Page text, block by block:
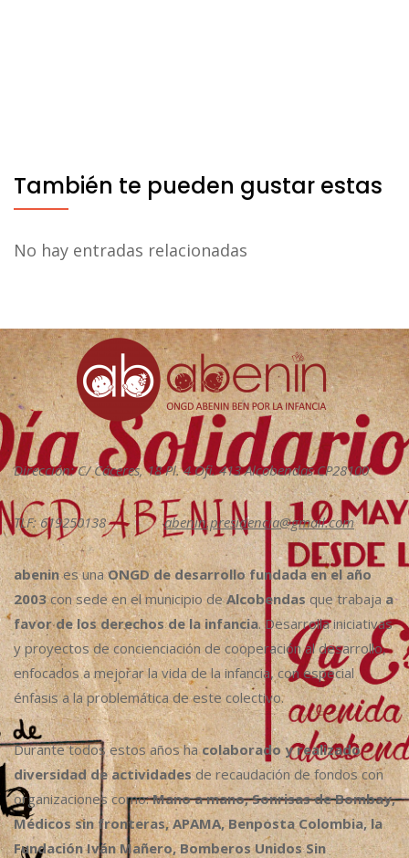
También te pueden gustar estas
No hay entradas relacionadas
Dirección: C/ Cáceres, 18 Pl. 4 Ofi. 413 Alcobendas CP28100
TLF: 619250138abenin.presidencia@gmail.com
abenines unaONGD de desarrollo fundada en el año
2003con sede en el municipio deAlcobendasque trabajaa
favor de los derechos de la infancia. Desarrolla iniciativas
y proyectos de concienciación de cooperación al desarrollo,
enfocados a mejorar la vida de la infancia, con especial
énfasis a la problemática de este colectivo.
Durante todos estos años hacolaborado y realizado
diversidad de actividadesde recaudación de fondos con
organizaciones como:Mano a mano, Sonrisas de Bombay,
Médicos sin fronteras, APAMA, Benposta Colombia, la
Fundación Iván Mañero, Bomberos Unidos Sin